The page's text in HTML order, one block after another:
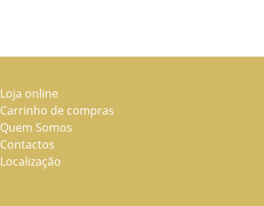
Loja online
Carrinho de compras
Quem Somos
Contactos
Localização